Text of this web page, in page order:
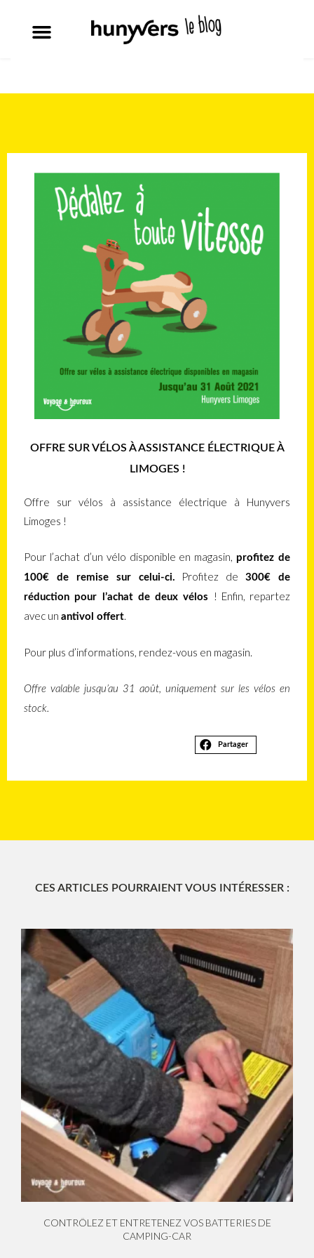
OFFRE SUR VÉLOS À ASSISTANCE ÉLECTRIQUE À
LIMOGES !
Offre sur vélos à assistance électrique à Hunyvers
Limoges !
Pour l’achat d’un vélo disponible en magasin, profitez de
100€ de remise sur celui-ci.
Profitez de300€ de
réduction pour l’achat de deux vélos
! Enfin, repartez
avec un antivol offert.
Pour plus d’informations, rendez-vous en magasin.
Offre valable jusqu’au 31 août, uniquement sur les vélos en
stock.
Partager
CES ARTICLES POURRAIENT VOUS INTÉRESSER :
CONTRÔLEZ ET ENTRETENEZ VOS BATTERIES DE
CAMPING-CAR